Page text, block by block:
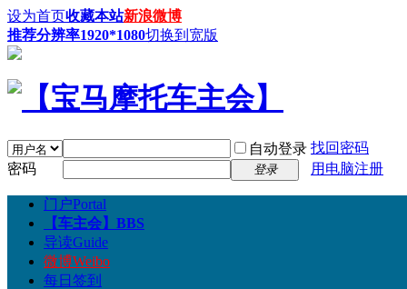
设为首页收藏本站新浪微博
推荐分辨率1920*1080切换到宽版
自动登录 找回密码
密码
登录 用电脑注册
门户Portal
【车主会】 BBS
导读Guide
微博Weibo
每日签到